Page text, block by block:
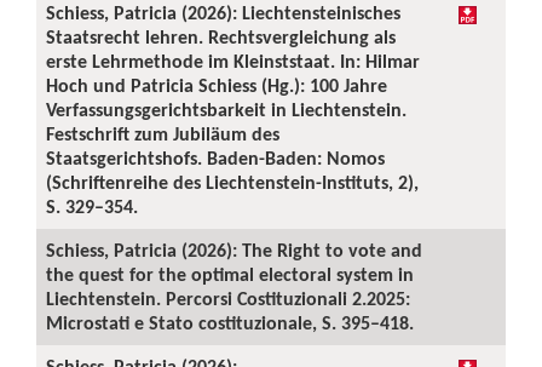
Schiess, Patricia (2026): Liechtensteinisches
Staatsrecht lehren. Rechtsvergleichung als
erste Lehrmethode im Kleinststaat. In: Hilmar
Hoch und Patricia Schiess (Hg.): 100 Jahre
Verfassungsgerichtsbarkeit in Liechtenstein.
Festschrift zum Jubiläum des
Staatsgerichtshofs. Baden-Baden: Nomos
(Schriftenreihe des Liechtenstein-Instituts, 2),
S. 329–354.
Schiess, Patricia (2026): The Right to vote and
the quest for the optimal electoral system in
Liechtenstein. Percorsi Costituzionali 2.2025:
Microstati e Stato costituzionale, S. 395–418.